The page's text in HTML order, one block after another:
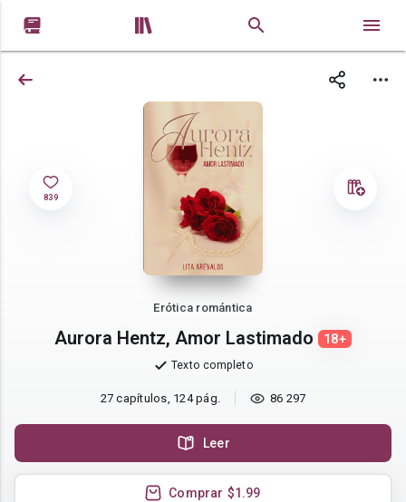
 
839
Erótica romántica
Aurora Hentz, Amor Lastimado 18+
Texto completo
27 capítulos, 124 pág. 86 297
Leer
Comprar $1.99